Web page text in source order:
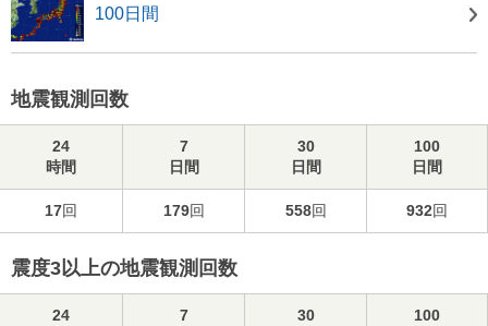
100日間
地震観測回数
24
時間
7
日間
30
日間
100
日間
17回 179回 558回 932回
震度3以上の地震観測回数
24
7
30
100